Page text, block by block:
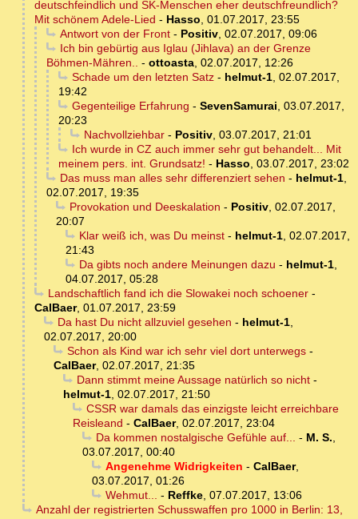
deutschfeindlich und SK-Menschen eher deutschfreundlich?
Mit schönem Adele-Lied - Hasso, 01.07.2017, 23:55
Antwort von der Front- Positiv, 02.07.2017, 09:06
Ich bin gebürtig aus Iglau (Jihlava) an der Grenze
Böhmen-Mähren.. - ottoasta, 02.07.2017, 12:26
Schade um den letzten Satz- helmut-1, 02.07.2017,
19:42
Gegenteilige Erfahrung - SevenSamurai, 03.07.2017,
20:23
Nachvollziehbar- Positiv, 03.07.2017, 21:01
Ich wurde in CZ auch immer sehr gut behandelt... Mit
meinem pers. int. Grundsatz! - Hasso, 03.07.2017, 23:02
Das muss man alles sehr differenziert sehen - helmut-1,
02.07.2017, 19:35
Provokation und Deeskalation - Positiv, 02.07.2017,
20:07
Klar weiß ich, was Du meinst- helmut-1, 02.07.2017,
21:43
Da gibts noch andere Meinungen dazu - helmut-1,
04.07.2017, 05:28
Landschaftlich fand ich die Slowakei noch schoener-
CalBaer, 01.07.2017, 23:59
Da hast Du nicht allzuviel gesehen - helmut-1,
02.07.2017, 20:00
Schon als Kind war ich sehr viel dort unterwegs-
CalBaer, 02.07.2017, 21:35
Dann stimmt meine Aussage natürlich so nicht-
helmut-1, 02.07.2017, 21:50
CSSR war damals das einzigste leicht erreichbare
Reisleand - CalBaer, 02.07.2017, 23:04
Da kommen nostalgische Gefühle auf... - M. S.,
03.07.2017, 00:40
Angenehme Widrigkeiten - CalBaer,
03.07.2017, 01:26
Wehmut... - Reffke, 07.07.2017, 13:06
Anzahl der registrierten Schusswaffen pro 1000 in Berlin: 13,